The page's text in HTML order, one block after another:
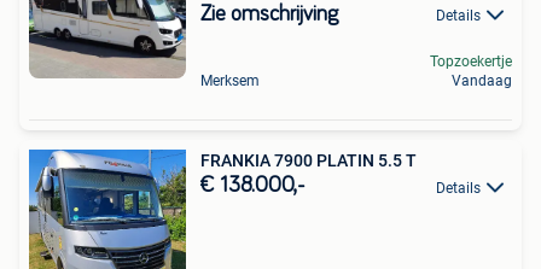
Zie omschrijving Details
Merksem
Topzoekertje
Vandaag
FRANKIA 7900 PLATIN 5.5 T
€ 138.000,- Details